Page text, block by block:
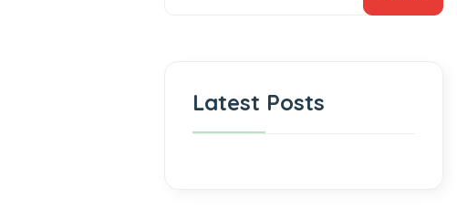
Latest Posts